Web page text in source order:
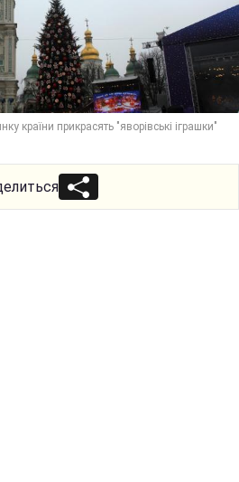
країни прикрасять "яворівські іграшки"